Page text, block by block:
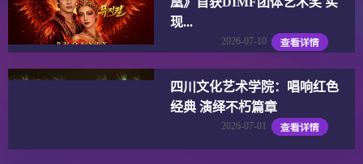
现...
2026-07-10
四川文化艺术学院：唱响红色
经典 演绎不朽篇章
2026-07-01